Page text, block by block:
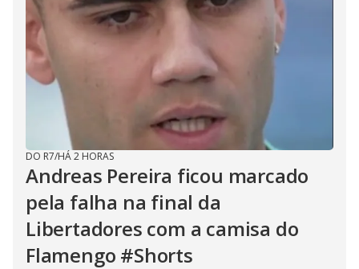
DO R7/HÁ 2 HORAS
Andreas Pereira ficou marcado
pela falha na final da
Libertadores com a camisa do
Flamengo #Shorts